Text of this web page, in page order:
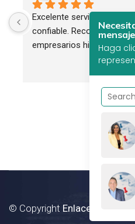
Excelente servicio.
confiable. Recomendado
empresarios hispanos.
© Copyright Enlaces Canada
Haga